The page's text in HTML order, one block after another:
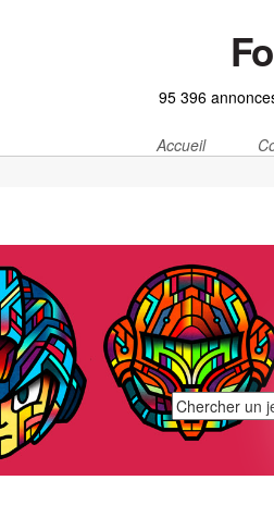
95 396
Accueil